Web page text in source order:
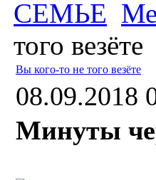
СЕМЬЕ
того везёте
Вы кого-то не того везёте
08.09.2018
Минуты